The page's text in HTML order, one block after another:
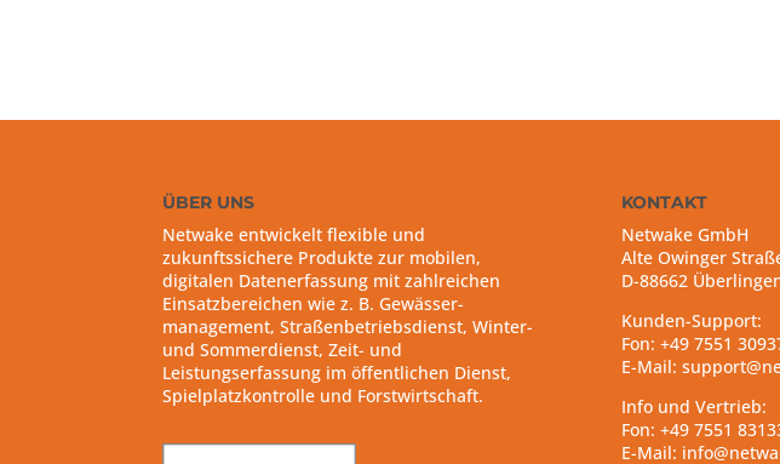
ÜBER UNS
Netwake entwickelt flexible und
zukunftssichere Produkte zur mobilen,
digitalen Datenerfassung mit zahlreichen
Einsatzbereichen wie z. B. Gewässer-
management, Straßenbetriebsdienst, Winter-
und Sommerdienst, Zeit- und
Leistungserfassung im öffentlichen Dienst,
Spielplatzkontrolle und Forstwirtschaft.
KONTAKT
Netwake GmbH
Alte Owinger
D-88662
Kunden-Support:
Fon: +49 7551
E-Mail:
Info und Vertrieb:
Fon: +49 7551
E-Mail: